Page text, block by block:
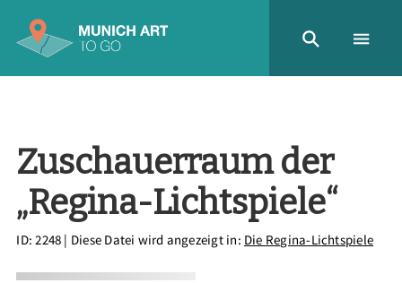
Zuschauerraum der
„Regina-Lichtspiele“
ID: 2248 | Diese Datei wird angezeigt in: Die Regina-Lichtspiele